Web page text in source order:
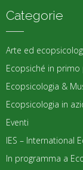
Categorie
Arte ed
Ecopsiché in primo
Ecopsicologia &
Ecopsicologia in
Eventi
IES – International
In programma a